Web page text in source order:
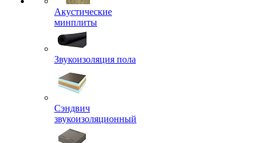
Акустические
минплиты
Звукоизоляция пола
Сэндвич
звукоизоляционный